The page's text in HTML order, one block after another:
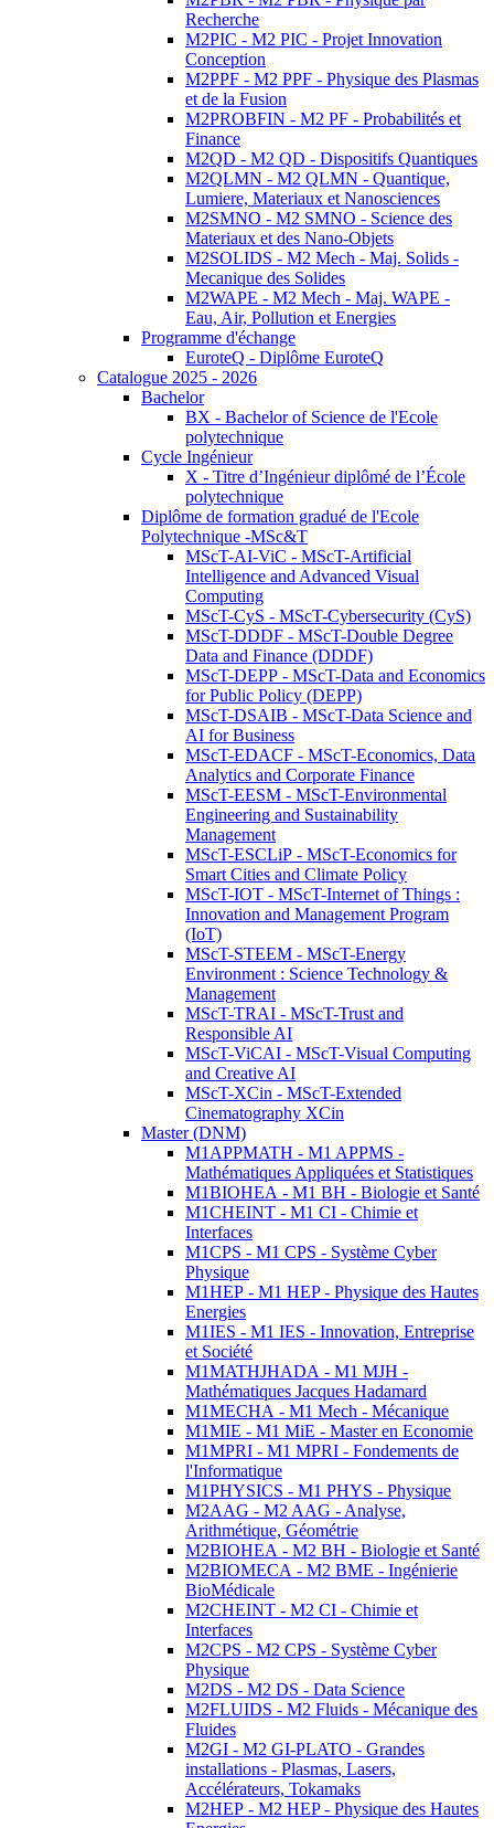
Recherche
M2PIC - M2 PIC - Projet Innovation
Conception
M2PPF - M2 PPF - Physique des Plasmas
et de la Fusion
M2PROBFIN - M2 PF - Probabilités et
Finance
M2QD - M2 QD - Dispositifs Quantiques
M2QLMN - M2 QLMN - Quantique,
Lumiere, Materiaux et Nanosciences
M2SMNO - M2 SMNO - Science des
Materiaux et des Nano-Objets
M2SOLIDS - M2 Mech - Maj. Solids -
Mecanique des Solides
M2WAPE - M2 Mech - Maj. WAPE -
Eau, Air, Pollution et Energies
Programme d'échange
EuroteQ - Diplôme EuroteQ
Catalogue 2025 - 2026
Bachelor
BX - Bachelor of Science de l'Ecole
polytechnique
Cycle Ingénieur
X - Titre d’Ingénieur diplômé de l’École
polytechnique
Diplôme de formation gradué de l'Ecole
Polytechnique -MSc&T
MScT-AI-ViC - MScT-Artificial
Intelligence and Advanced Visual
Computing
MScT-CyS - MScT-Cybersecurity (CyS)
MScT-DDDF - MScT-Double Degree
Data and Finance (DDDF)
MScT-DEPP - MScT-Data and Economics
for Public Policy (DEPP)
MScT-DSAIB - MScT-Data Science and
AI for Business
MScT-EDACF - MScT-Economics, Data
Analytics and Corporate Finance
MScT-EESM - MScT-Environmental
Engineering and Sustainability
Management
MScT-ESCLiP - MScT-Economics for
Smart Cities and Climate Policy
MScT-IOT - MScT-Internet of Things :
Innovation and Management Program
(IoT)
MScT-STEEM - MScT-Energy
Environment : Science Technology &
Management
MScT-TRAI - MScT-Trust and
Responsible AI
MScT-ViCAI - MScT-Visual Computing
and Creative AI
MScT-XCin - MScT-Extended
Cinematography XCin
Master (DNM)
M1APPMATH - M1 APPMS -
Mathématiques Appliquées et Statistiques
M1BIOHEA - M1 BH - Biologie et Santé
M1CHEINT - M1 CI - Chimie et
Interfaces
M1CPS - M1 CPS - Système Cyber
Physique
M1HEP - M1 HEP - Physique des Hautes
Energies
M1IES - M1 IES - Innovation, Entreprise
et Société
M1MATHJHADA - M1 MJH -
Mathématiques Jacques Hadamard
M1MECHA - M1 Mech - Mécanique
M1MIE - M1 MiE - Master en Economie
M1MPRI - M1 MPRI - Fondements de
l'Informatique
M1PHYSICS - M1 PHYS - Physique
M2AAG - M2 AAG - Analyse,
Arithmétique, Géométrie
M2BIOHEA - M2 BH - Biologie et Santé
M2BIOMECA - M2 BME - Ingénierie
BioMédicale
M2CHEINT - M2 CI - Chimie et
Interfaces
M2CPS - M2 CPS - Système Cyber
Physique
M2DS - M2 DS - Data Science
M2FLUIDS - M2 Fluids - Mécanique des
Fluides
M2GI - M2 GI-PLATO - Grandes
installations - Plasmas, Lasers,
Accélérateurs, Tokamaks
M2HEP - M2 HEP - Physique des Hautes